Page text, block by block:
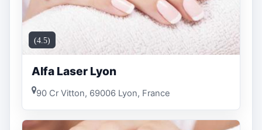
(4.5)
Alfa Laser Lyon
90 Cr Vitton, 69006 Lyon, France